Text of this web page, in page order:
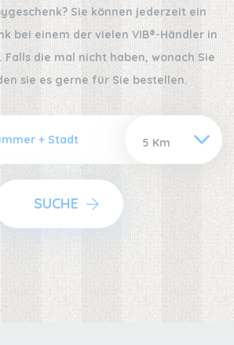
Sie können jederzeit ein
bei einem der vielen VIB®-Händler in
Falls die mal nicht haben, wonach Sie
sie es gerne für Sie bestellen.
SUCHE